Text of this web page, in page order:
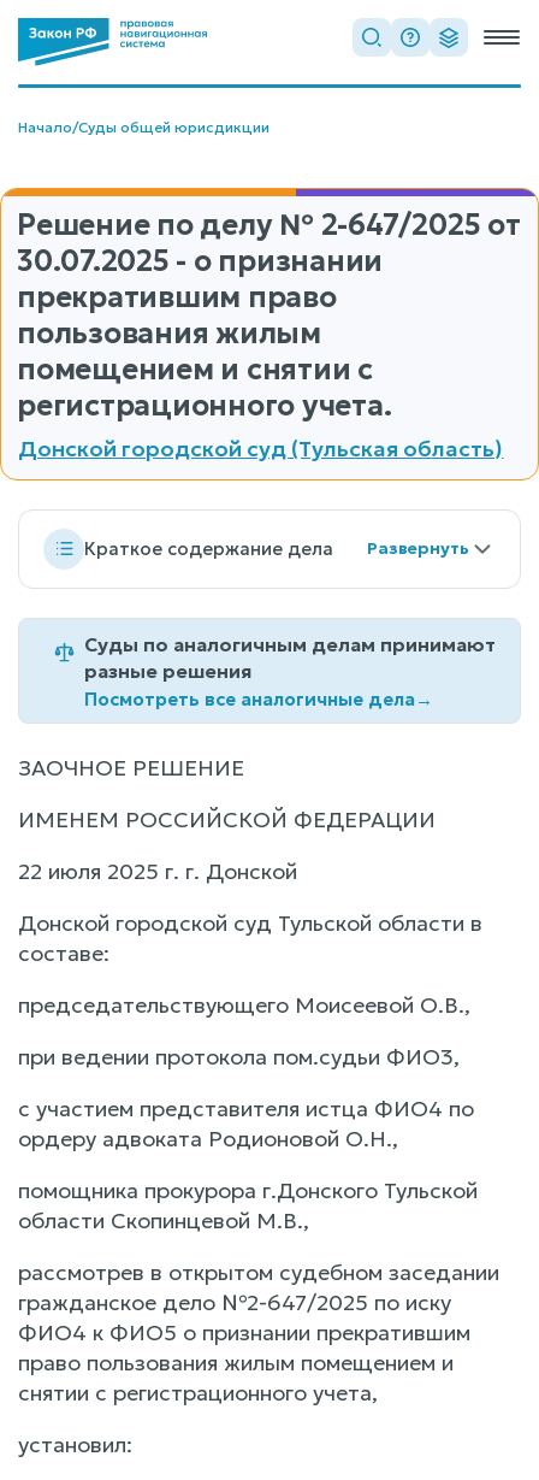
Начало/Суды общей юрисдикции
Решение по делу № 2-647/2025 от
30.07.2025 - о признании
прекратившим право
пользования жилым
помещением и снятии с
регистрационного учета.
Донской городской суд (Тульская область)
Краткое содержание дела
Суды по аналогичным делам принимают
разные решения
Посмотреть все аналогичные дела→
ЗАОЧНОЕ РЕШЕНИЕ
ИМЕНЕМ РОССИЙСКОЙ ФЕДЕРАЦИИ
22 июля 2025 г. г. Донской
Донской городской суд Тульской области в
составе:
председательствующего Моисеевой О.В.,
при ведении протокола пом.судьи ФИО3,
с участием представителя истца ФИО4 по
ордеру адвоката Родионовой О.Н.,
помощника прокурора г.Донского Тульской
области Скопинцевой М.В.,
рассмотрев в открытом судебном заседании
гражданское дело №2-647/2025 по иску
ФИО4 к ФИО5 о признании прекратившим
право пользования жилым помещением и
снятии с регистрационного учета,
установил: